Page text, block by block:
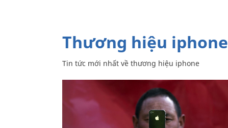
thương hiệu iphone
Tin tức mới nhất về thương hiệu iphone